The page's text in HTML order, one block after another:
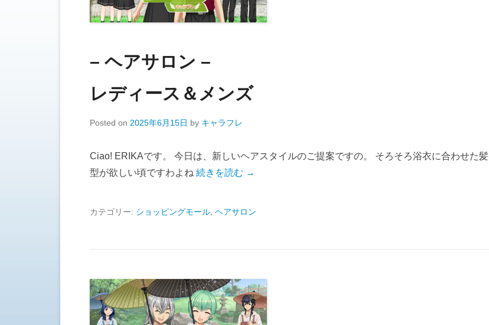
– ヘアサロン –
レディース＆メンズ
Posted on 2025年6月15日 by キャラフレ
Ciao! ERIKAです。 今日は、新しいヘアスタイルのご提案ですの。 そろそろ浴衣に合わせた髪
型が欲しい頃ですわよね 続きを読む →
カテゴリー: ショッピングモール ヘアサロン